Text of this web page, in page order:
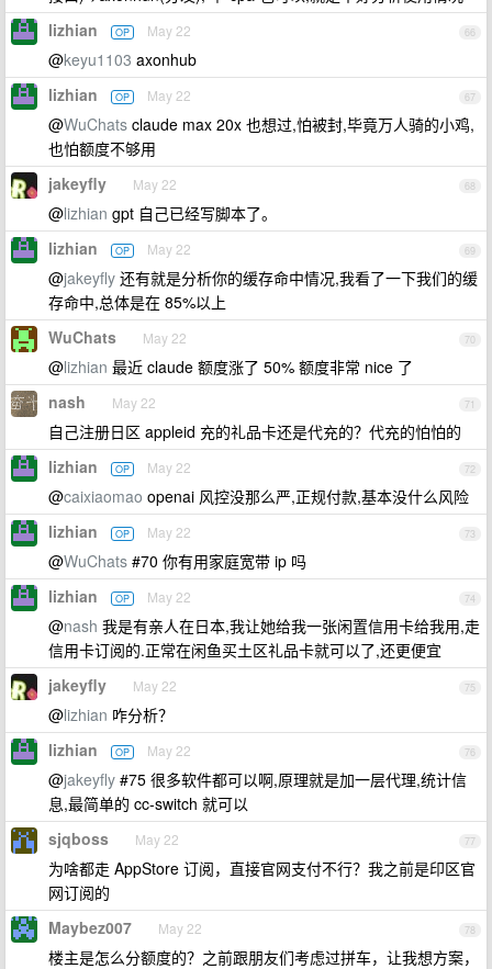
66
lizhian OP May 22
@keyu1103 axonhub
67
lizhian OP May 22
@WuChats claude max 20x 也想过,怕被封,毕竟万人骑的小鸡,
也怕额度不够用
68
jakeyfly May 22
@lizhian gpt 自己已经写脚本了。
69
lizhian OP May 22
@jakeyfly 还有就是分析你的缓存命中情况,我看了一下我们的缓
存命中,总体是在 85%以上
70
WuChats May 22
@lizhian 最近 claude 额度涨了 50% 额度非常 nice 了
71
nash May 22
自己注册日区 appleid 充的礼品卡还是代充的？代充的怕怕的
72
lizhian OP May 22
@caixiaomao openai 风控没那么严,正规付款,基本没什么风险
73
lizhian OP May 22
@WuChats #70 你有用家庭宽带 ip 吗
74
lizhian OP May 22
@nash 我是有亲人在日本,我让她给我一张闲置信用卡给我用,走
信用卡订阅的.正常在闲鱼买土区礼品卡就可以了,还更便宜
75
jakeyfly May 22
@lizhian 咋分析？
76
lizhian OP May 22
@jakeyfly #75 很多软件都可以啊,原理就是加一层代理,统计信
息,最简单的 cc-switch 就可以
77
sjqboss May 22
为啥都走 AppStore 订阅，直接官网支付不行？我之前是印区官
网订阅的
78
Maybez007 May 22
楼主是怎么分额度的？之前跟朋友们考虑过拼车，让我想方案，